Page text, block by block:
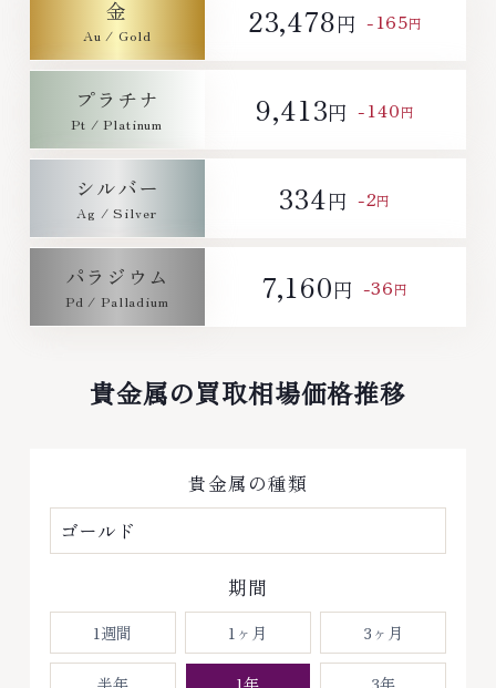
金 23,478円 -165円
プラチナ 9,413円 -140円
シルバー 334円 -2円
パラジウム 7,160円 -36円
貴金属の買取相場価格推移
貴金属の種類
期間
1週間 1ヶ月 3ヶ月